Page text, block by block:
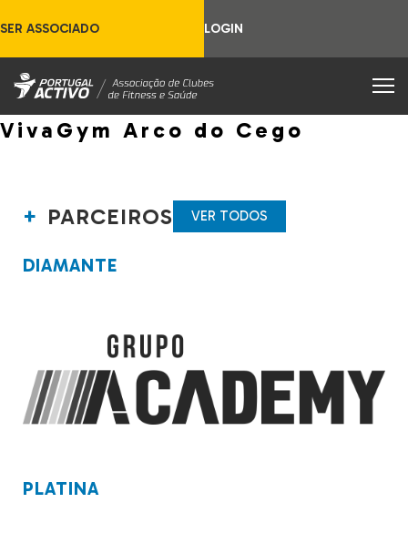
SER ASSOCIADO LOGIN
VivaGym Arco do Cego
PARCEIROS VER TODOS
DIAMANTE
PLATINA